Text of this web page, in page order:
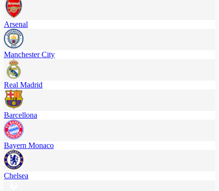
Arsenal
Manchester City
Real Madrid
Barcellona
Bayern Monaco
Chelsea